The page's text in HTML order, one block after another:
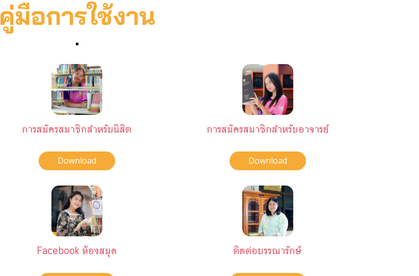
คู่มือการใช้งาน
การสมัครสมาชิกสำหรับนิสิต
Download
การสมัครสมาชิกสำหรับอาจารย์
Download
Facebook ห้องสมุด ติดต่อบรรณารักษ์